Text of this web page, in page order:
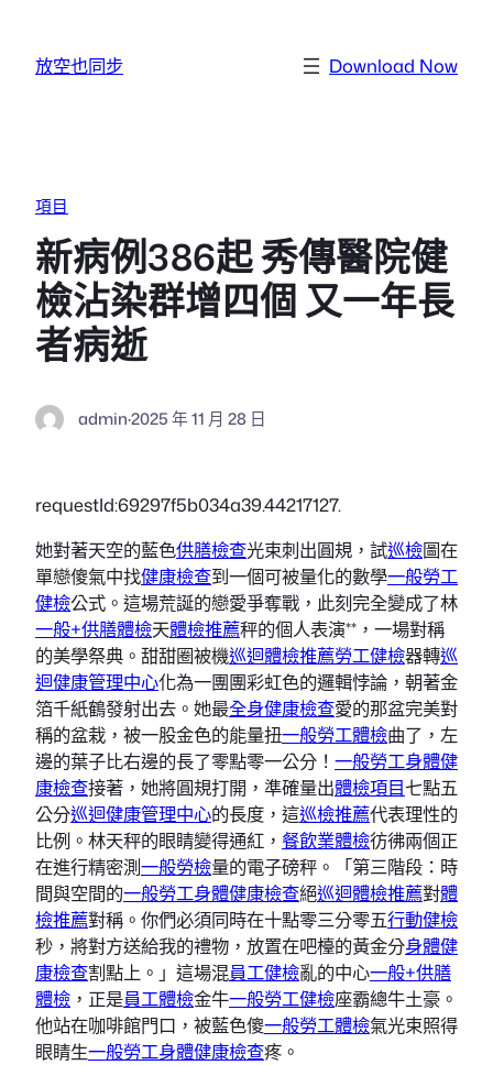
放空也同步 Download Now
項目
新病例386起 秀傳醫院健
檢沾染群增四個 又一年長
者病逝
admin·2025 年 11 月 28 日
requestId:69297f5b034a39.44217127.
她對著天空的藍色供膳檢查光束刺出圓規，試巡檢圖在
單戀傻氣中找健康檢查到一個可被量化的數學一般勞工
健檢公式。這場荒誕的戀愛爭奪戰，此刻完全變成了林
一般+供膳體檢天體檢推薦秤的個人表演**，一場對稱
的美學祭典。甜甜圈被機巡迴體檢推薦勞工健檢器轉巡
迴健康管理中心化為一團團彩虹色的邏輯悖論，朝著金
箔千紙鶴發射出去。她最全身健康檢查愛的那盆完美對
稱的盆栽，被一股金色的能量扭一般勞工體檢曲了，左
邊的葉子比右邊的長了零點零一公分！ 一般勞工身體健
康檢查接著，她將圓規打開，準確量出體檢項目七點五
公分巡迴健康管理中心的長度，這巡檢推薦代表理性的
比例。林天秤的眼睛變得通紅， 餐飲業體檢彷彿兩個正
在進行精密測一般勞檢量的電子磅秤。「第三階段：時
間與空間的一般勞工身體健康檢查絕巡迴體檢推薦對體
檢推薦對稱。你們必須同時在十點零三分零五行動健檢
秒，將對方送給我的禮物，放置在吧檯的黃金分身體健
康檢查割點上。」這場混員工健檢亂的中心一般+供膳
體檢 ，正是員工體檢金牛一般勞工健檢座霸總牛土豪。
他站在咖啡館門口，被藍色傻一般勞工體檢氣光束照得
眼睛生一般勞工身體健康檢查疼。